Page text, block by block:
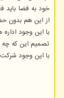
از این هم بدون حضور خدمه ۱۵ بار پرواز کرده بود. ازاین رو بزوس و همراهانش
با این وجود
تصمیم این که چه
با این وجود